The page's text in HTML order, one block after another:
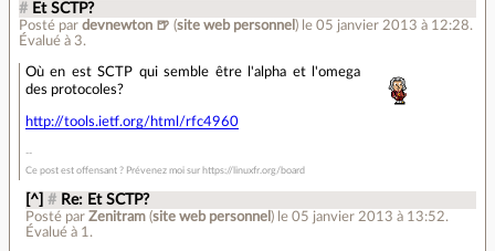
# Et SCTP?
Posté par devnewton 🍺 (site web personnel ) le 05 janvier 2013 à 12:28.
Évalué à 3.
Où en est SCTP qui semble être l'alpha et l'omega
des protocoles?
http://tools.ietf.org/html/rfc4960
Ce post est offensant ? Prévenez moi sur https://linuxfr.org/board
[^] # Re: Et SCTP?
Posté parZenitram (site web personnel ) le 05 janvier 2013 à 13:52.
Évalué à 1 .